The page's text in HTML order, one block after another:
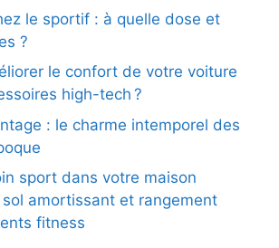
le sportif : à quelle dose et
?
le confort de votre voiture
high-tech ?
: le charme intemporel des
sport dans votre maison
amortissant et rangement
fitness